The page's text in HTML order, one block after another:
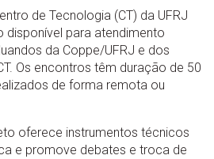
de Tecnologia (CT) da UFRJ
para atendimento
da Coppe/UFRJ e dos
Os encontros têm duração de 50
de forma remota ou
oferece instrumentos técnicos
e promove debates e troca de